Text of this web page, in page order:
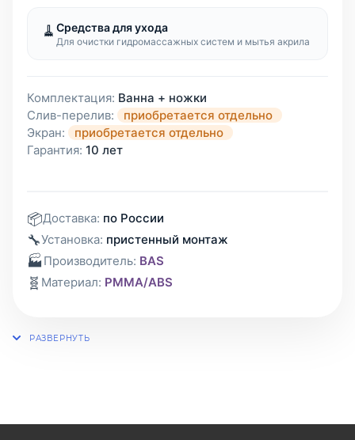
🧹 Средства для ухода
Для очистки гидромассажных систем и мытья акрила
Комплектация: Ванна + ножки
Слив-перелив:
приобретается отдельно
Экран:
приобретается отдельно
Гарантия: 10 лет
📦Доставка: по России
🔧Установка: пристенный монтаж
🏭 Производитель: BAS
🧬 Материал: PMMA/ABS